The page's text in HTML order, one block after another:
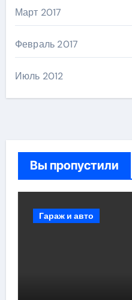
Март 2017
Февраль 2017
Июль 2012
Вы пропустили
Гараж и авто